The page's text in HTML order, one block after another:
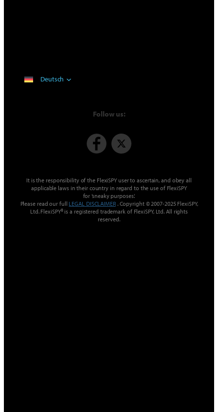
Deutsch
Follow us:
It is the responsibility of the FlexiSPY user to ascertain, and obey all
applicable laws in their country in regard to the use of FlexiSPY
for ’sneaky purposes‘.
Please read our full LEGAL DISCLAIMER. Copyright © 2007-2025 FlexiSPY,
Ltd. FlexiSPY® is a registered trademark of FlexiSPY, Ltd. All rights
reserved.